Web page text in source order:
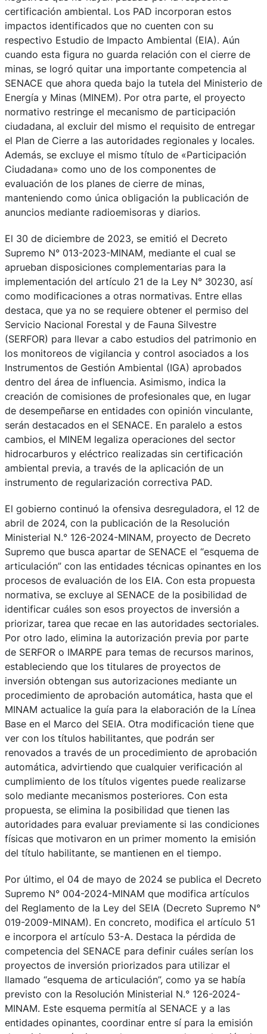
certificación ambiental. Los PAD incorporan estos
impactos identificados que no cuenten con su
respectivo Estudio de Impacto Ambiental (EIA). Aún
cuando esta figura no guarda relación con el cierre de
minas, se logró quitar una importante competencia al
SENACE que ahora queda bajo la tutela del Ministerio de
Energía y Minas (MINEM). Por otra parte, el proyecto
normativo restringe el mecanismo de participación
ciudadana, al excluir del mismo el requisito de entregar
el Plan de Cierre a las autoridades regionales y locales.
Además, se excluye el mismo título de «Participación
Ciudadana» como uno de los componentes de
evaluación de los planes de cierre de minas,
manteniendo como única obligación la publicación de
anuncios mediante radioemisoras y diarios.
El 30 de diciembre de 2023, se emitió el Decreto
Supremo N° 013-2023-MINAM, mediante el cual se
aprueban disposiciones complementarias para la
implementación del artículo 21 de la Ley N° 30230, así
como modificaciones a otras normativas. Entre ellas
destaca, que ya no se requiere obtener el permiso del
Servicio Nacional Forestal y de Fauna Silvestre
(SERFOR) para llevar a cabo estudios del patrimonio en
los monitoreos de vigilancia y control asociados a los
Instrumentos de Gestión Ambiental (IGA) aprobados
dentro del área de influencia. Asimismo, indica la
creación de comisiones de profesionales que, en lugar
de desempeñarse en entidades con opinión vinculante,
serán destacados en el SENACE. En paralelo a estos
cambios, el MINEM legaliza operaciones del sector
hidrocarburos y eléctrico realizadas sin certificación
ambiental previa, a través de la aplicación de un
instrumento de regularización correctiva PAD.
El gobierno continuó la ofensiva desreguladora, el 12 de
abril de 2024, con la publicación de la Resolución
Ministerial N.° 126-2024-MINAM, proyecto de Decreto
Supremo que busca apartar de SENACE el “esquema de
articulación” con las entidades técnicas opinantes en los
procesos de evaluación de los EIA. Con esta propuesta
normativa, se excluye al SENACE de la posibilidad de
identificar cuáles son esos proyectos de inversión a
priorizar, tarea que recae en las autoridades sectoriales.
Por otro lado, elimina la autorización previa por parte
de SERFOR o IMARPE para temas de recursos marinos,
estableciendo que los titulares de proyectos de
inversión obtengan sus autorizaciones mediante un
procedimiento de aprobación automática, hasta que el
MINAM actualice la guía para la elaboración de la Línea
Base en el Marco del SEIA. Otra modificación tiene que
ver con los títulos habilitantes, que podrán ser
renovados a través de un procedimiento de aprobación
automática, advirtiendo que cualquier verificación al
cumplimiento de los títulos vigentes puede realizarse
solo mediante mecanismos posteriores. Con esta
propuesta, se elimina la posibilidad que tienen las
autoridades para evaluar previamente si las condiciones
físicas que motivaron en un primer momento la emisión
del título habilitante, se mantienen en el tiempo.
Por último, el 04 de mayo de 2024 se publica el Decreto
Supremo N° 004-2024-MINAM que modifica artículos
del Reglamento de la Ley del SEIA (Decreto Supremo N°
019-2009-MINAM). En concreto, modifica el artículo 51
e incorpora el artículo 53-A. Destaca la pérdida de
competencia del SENACE para definir cuáles serían los
proyectos de inversión priorizados para utilizar el
llamado “esquema de articulación”, como ya se había
previsto con la Resolución Ministerial N.° 126-2024-
MINAM. Este esquema permitía al SENACE y a las
entidades opinantes, coordinar entre sí para la emisión